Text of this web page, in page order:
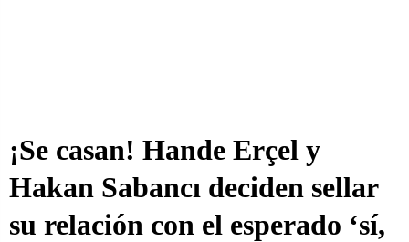
¡Se casan! Hande Erçel y
Hakan Sabancı deciden sellar
su relación con el esperado ‘sí,